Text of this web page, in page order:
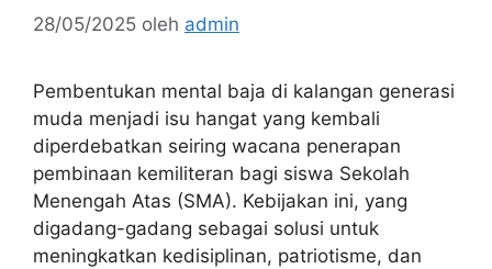
28/05/2025 oleh admin
Pembentukan mental baja di kalangan generasi
muda menjadi isu hangat yang kembali
diperdebatkan seiring wacana penerapan
pembinaan kemiliteran bagi siswa Sekolah
Menengah Atas (SMA). Kebijakan ini, yang
digadang-gadang sebagai solusi untuk
meningkatkan kedisiplinan, patriotisme, dan